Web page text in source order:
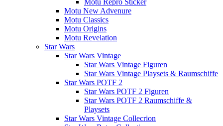
Motu New Advenure
Motu Classics
Motu Origins
Motu Revelation
Star Wars
Star Wars Vintage
Star Wars Vintage Figuren
Star Wars Vintage Playsets & Raumschiffe
Star Wars POTF 2
Star Wars POTF 2 Figuren
Star Wars POTF 2 Raumschiffe &
Playsets
Star Wars Vintage Collecrion